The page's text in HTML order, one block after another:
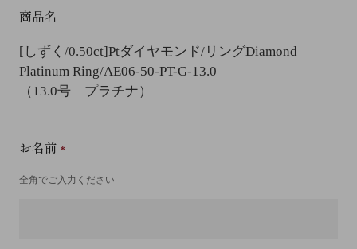
商品名
[しずく/0.50ct]Ptダイヤモンド/リングDiamond
Platinum Ring/AE06-50-PT-G-13.0
（13.0号 プラチナ）
お名前
全角でご入力ください